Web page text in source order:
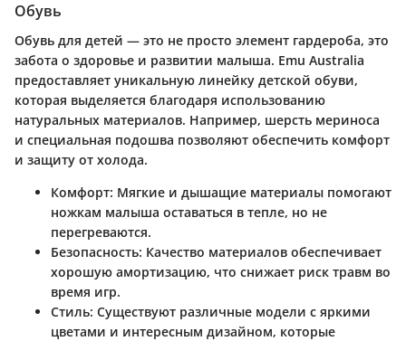
Обувь
Обувь для детей — это не просто элемент гардероба, это
забота о здоровье и развитии малыша. Emu Australia
предоставляет уникальную линейку детской обуви,
которая выделяется благодаря использованию
натуральных материалов. Например, шерсть мериноса
и специальная подошва позволяют обеспечить комфорт
и защиту от холода.
Комфорт: Мягкие и дышащие материалы помогают
ножкам малыша оставаться в тепле, но не
перегреваются.
Безопасность: Качество материалов обеспечивает
хорошую амортизацию, что снижает риск травм во
время игр.
Стиль: Существуют различные модели с яркими
цветами и интересным дизайном, которые